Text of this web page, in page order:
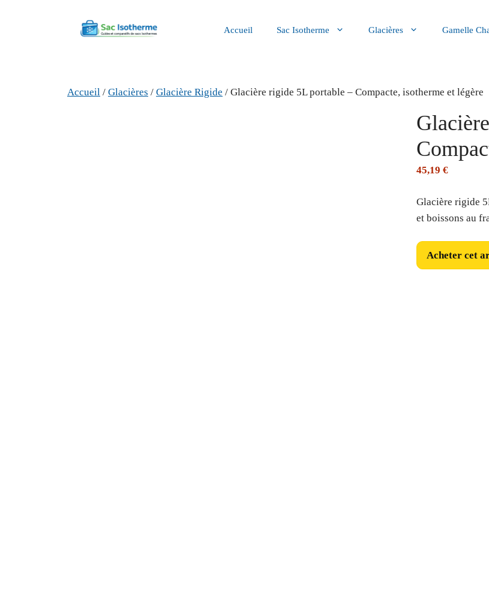
Accueil Sac Isotherme Glacières Gamelle
Accueil / Glacières / Glacière Rigide / Glacière rigide 5L portable – Compacte, isotherme et légère
45,19€
Glacière rigide
et boissons au
Acheter cet